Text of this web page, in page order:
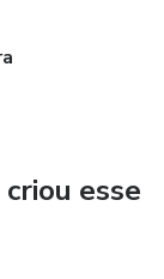
esse